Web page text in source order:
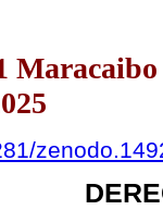
Maracaibo